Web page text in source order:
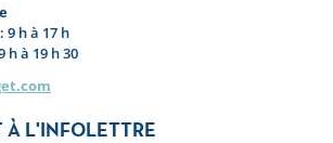
9 h à 17 h
h à 19 h 30
L'INFOLETTRE